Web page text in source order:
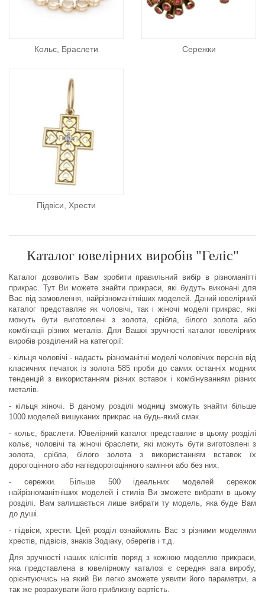
Кольє, Браслети Сережки
Підвіси, Хрести
Каталог ювелірних виробів "Геліс"
Каталог дозволить Вам зробити правильний вибір в різноманітті
прикрас. Тут Ви можете знайти прикраси, які будуть виконані для
Вас під замовлення, найрізноманітніших моделей. Даний ювелірний
каталог представляє як чоловічі, так і жіночі моделі прикрас, які
можуть бути виготовлені з золота, срібла, білого золота або
комбінації різних металів. Для Вашої зручності каталог ювелірних
виробів розділений на категорії:
- кільця чоловічі - надасть різноманітні моделі чоловічих перснів від
класичних печаток із золота 585 проби до самих останніх модних
тенденцій з використанням різних вставок і комбінуванням різних
металів.
- кільця жіночі. В даному розділі модниці зможуть знайти більше
1000 моделей вишуканих прикрас на будь-який смак.
- кольє, браслети. Ювелірний каталог представляє в цьому розділі
кольє, чоловічі та жіночі браслети, які можуть бути виготовлені з
золота, срібла, білого золота з використанням вставок їх
дорогоцінного або напівдорогоцінного каміння або без них.
- сережки. Більше 500 ідеальних моделей сережок
найрізноманітніших моделей і стилів Ви зможете вибрати в цьому
розділі. Вам залишається лише вибрати ту модель, яка буде Вам
до душі.
- підвіси, хрести. Цей розділ ознайомить Вас з різними моделями
хрестів, підвісів, знаків Зодіаку, оберегів і т.д.
Для зручності наших клієнтів поряд з кожною моделлю прикраси,
яка представлена ​​в ювелірному каталозі є середня вага виробу,
орієнтуючись на який Ви легко зможете уявити його параметри, а
так же розрахувати його приблизну вартість.